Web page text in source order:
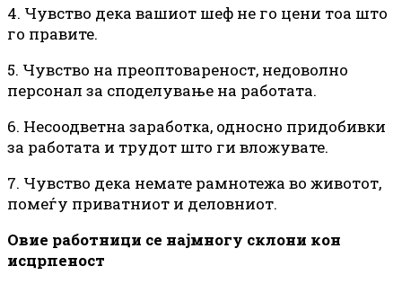
4. Чувство дека вашиот шеф не го цени тоа што
го правите.
5. Чувство на преоптовареност, недоволно
персонал за споделување на работата.
6. Несоодветна заработка, односно придобивки
за работата и трудот што ги вложувате.
7. Чувство дека немате рамнотежа во животот,
помеѓу приватниот и деловниот.
Овие работници се најмногу склони кон
исцрпеност